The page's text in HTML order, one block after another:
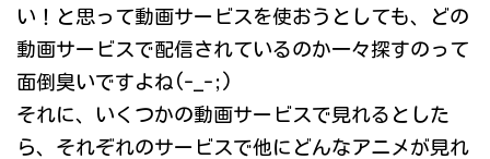
い！と思って動画サービスを使おうとしても、どの
動画サービスで配信されているのか一々探すのって
面倒臭いですよね(-_-;)
それに、いくつかの動画サービスで見れるとした
ら、それぞれのサービスで他にどんなアニメが見れ